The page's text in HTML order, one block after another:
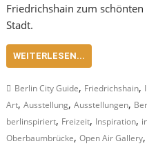
Friedrichshain zum
Stadt.
WEITERLESEN...
Berlin City Guide, Friedrichshain,
Art,Ausstellung,Ausstellungen,
berlinspiriert, Freizeit, Inspiration,
Oberbaumbrücke,Open Air Gallery